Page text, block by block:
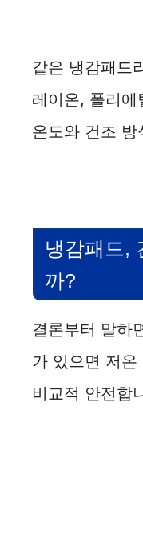
같은 냉감패드
레이온, 폴리
온도와 건조
냉감패드,
까?
결론부터 말하
가 있으면 저온
비교적 안전합